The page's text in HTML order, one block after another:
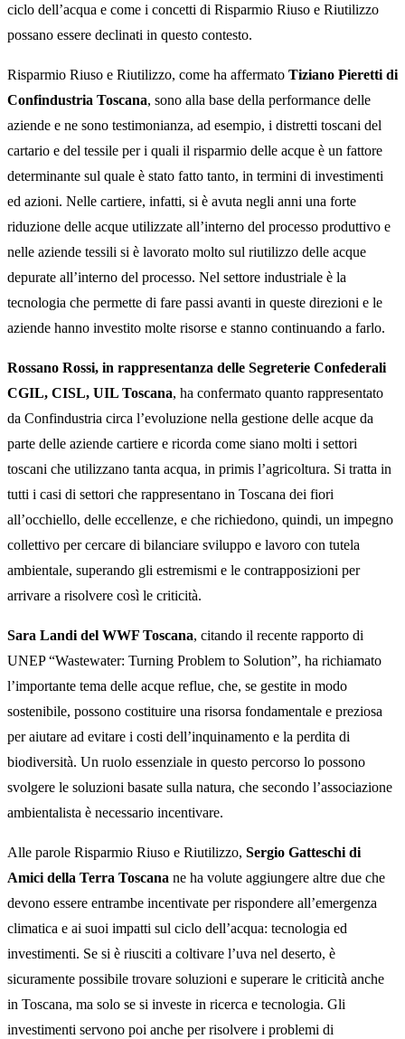
ciclo dell’acqua e come i concetti di Risparmio Riuso e Riutilizzo
possano essere declinati in questo contesto.
Risparmio Riuso e Riutilizzo, come ha affermato Tiziano Pieretti di
Confindustria Toscana, sono alla base della performance delle
aziende e ne sono testimonianza, ad esempio, i distretti toscani del
cartario e del tessile per i quali il risparmio delle acque è un fattore
determinante sul quale è stato fatto tanto, in termini di investimenti
ed azioni. Nelle cartiere, infatti, si è avuta negli anni una forte
riduzione delle acque utilizzate all’interno del processo produttivo e
nelle aziende tessili si è lavorato molto sul riutilizzo delle acque
depurate all’interno del processo. Nel settore industriale è la
tecnologia che permette di fare passi avanti in queste direzioni e le
aziende hanno investito molte risorse e stanno continuando a farlo.
Rossano Rossi, in rappresentanza delle Segreterie Confederali
CGIL, CISL, UIL Toscana, ha confermato quanto rappresentato
da Confindustria circa l’evoluzione nella gestione delle acque da
parte delle aziende cartiere e ricorda come siano molti i settori
toscani che utilizzano tanta acqua, in primis l’agricoltura. Si tratta in
tutti i casi di settori che rappresentano in Toscana dei fiori
all’occhiello, delle eccellenze, e che richiedono, quindi, un impegno
collettivo per cercare di bilanciare sviluppo e lavoro con tutela
ambientale, superando gli estremismi e le contrapposizioni per
arrivare a risolvere così le criticità.
Sara Landi del WWF Toscana, citando il recente rapporto di
UNEP “Wastewater: Turning Problem to Solution”, ha richiamato
l’importante tema delle acque reflue, che, se gestite in modo
sostenibile, possono costituire una risorsa fondamentale e preziosa
per aiutare ad evitare i costi dell’inquinamento e la perdita di
biodiversità. Un ruolo essenziale in questo percorso lo possono
svolgere le soluzioni basate sulla natura, che secondo l’associazione
ambientalista è necessario incentivare.
Alle parole Risparmio Riuso e Riutilizzo, Sergio Gatteschi di
Amici della Terra Toscana ne ha volute aggiungere altre due che
devono essere entrambe incentivate per rispondere all’emergenza
climatica e ai suoi impatti sul ciclo dell’acqua: tecnologia ed
investimenti. Se si è riusciti a coltivare l’uva nel deserto, è
sicuramente possibile trovare soluzioni e superare le criticità anche
in Toscana, ma solo se si investe in ricerca e tecnologia. Gli
investimenti servono poi anche per risolvere i problemi di